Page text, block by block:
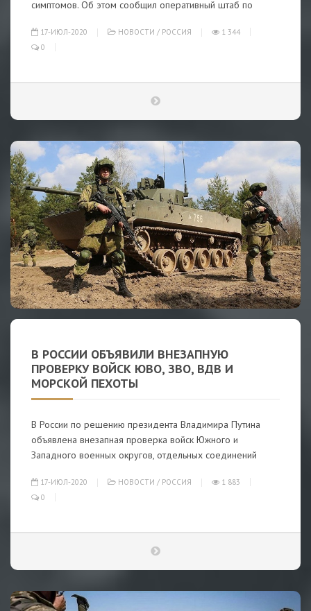
симптомов. Об этом сообщил оперативный штаб по
17-ИЮЛ-2020 НОВОСТИ / РОССИЯ
1 344
0
В РОССИИ ОБЪЯВИЛИ ВНЕЗАПНУЮ
ПРОВЕРКУ ВОЙСК ЮВО, ЗВО, ВДВ И
МОРСКОЙ ПЕХОТЫ
В России по решению президента Владимира Путина
объявлена внезапная проверка войск Южного и
Западного военных округов, отдельных соединений
17-ИЮЛ-2020 НОВОСТИ / РОССИЯ
1 883
0